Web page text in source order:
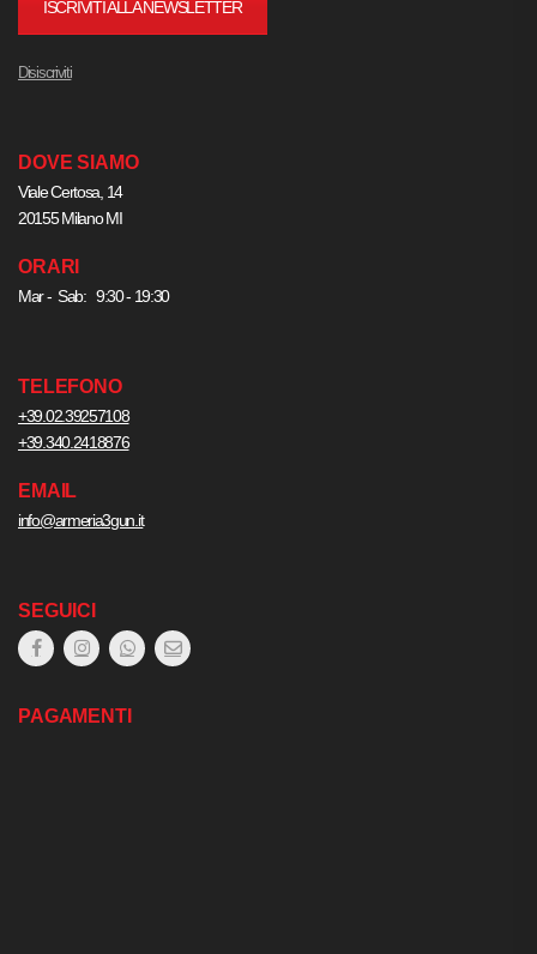
ISCRIVITI ALLA NEWSLETTER
Disiscriviti
DOVE SIAMO
Viale Certosa, 14
20155 Milano MI
ORARI
Mar - Sab: 9:30 - 19:30
TELEFONO
+39.02.39257108
+39.340.2418876
EMAIL
info@armeria3gun.it
SEGUICI
PAGAMENTI